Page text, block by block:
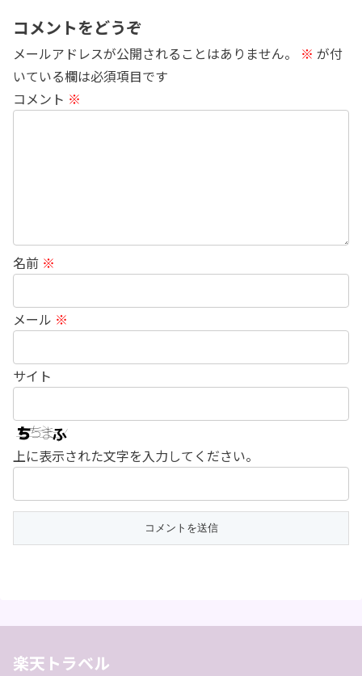
コメントをどうぞ
メールアドレスが公開されることはありません。 ※ が付
いている欄は必須項目です
コメント ※
名前 ※
メール ※
サイト
上に表示された文字を入力してください。
楽天トラベル